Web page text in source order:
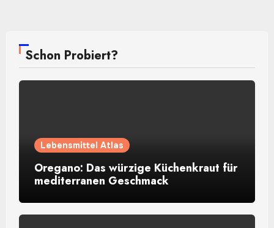
Schon Probiert?
Lebensmittel Atlas
Oregano: Das würzige Küchenkraut für
mediterranen Geschmack